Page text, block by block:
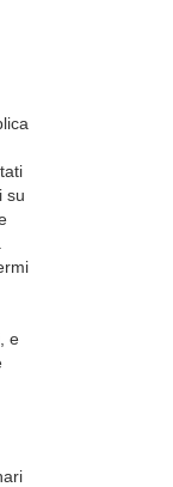
su
e